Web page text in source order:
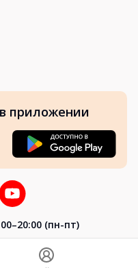
приложении
(пн-пт)